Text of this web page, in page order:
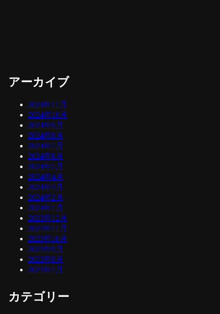
アーカイブ
2024年11月
2024年10月
2024年9月
2024年8月
2024年7月
2024年6月
2024年5月
2024年4月
2024年3月
2024年2月
2024年1月
2023年12月
2023年11月
2023年10月
2023年9月
2023年8月
2023年7月
カテゴリー